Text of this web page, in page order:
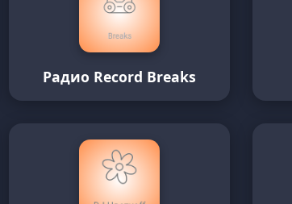
Радио Record Breaks